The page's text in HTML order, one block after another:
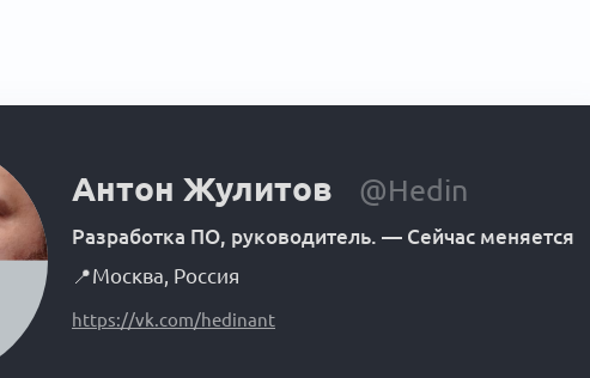
Антон Жулитов @Hedin
Разработка ПО, руководитель. — Сейчас меняется
📍Москва Россия
https://vk.com/hedinant